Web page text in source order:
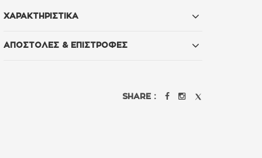
ΧΑΡΑΚΤΗΡΙΣΤΙΚΑ
ΑΠΟΣΤΟΛΕΣ & ΕΠΙΣΤΡΟΦΕΣ
SHARE :